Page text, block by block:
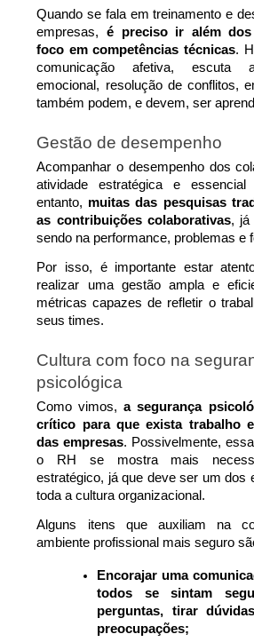
Quando se fala em treinamento e
empresas, é preciso ir além
foco em competências técnicas.
comunicação afetiva, escuta
emocional, resolução de conflitos,
também podem, e devem, ser
Gestão de desempenho
Acompanhar o desempenho dos
atividade estratégica e
entanto, muitas das pesquisas
as contribuições colaborativas, já
sendo na performance, problemas e
Por isso, é importante estar
realizar uma gestão ampla e
métricas capazes de refletir o
seus times.
Cultura com foco na
psicológica
Como vimos, a segurança
crítico para que exista trabalho
das empresas. Possivelmente,
o RH se mostra mais
estratégico, já que deve ser um dos
toda a cultura organizacional.
Alguns itens que auxiliam na
ambiente profissional mais seguro
Encorajar uma
todos se sintam
perguntas, tirar
preocupações;